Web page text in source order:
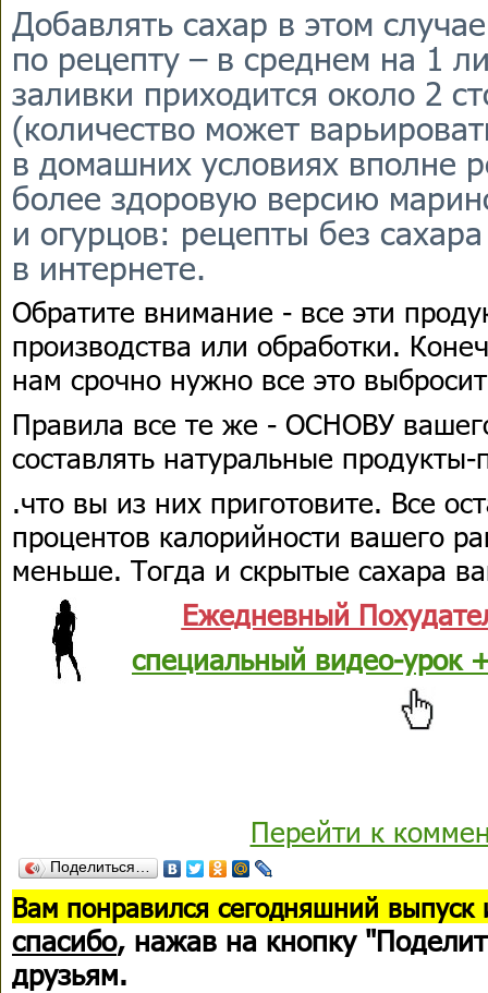
Добавлять сахар в этом
по рецепту – в среднем на 1
заливки приходится около 2
(количество может
в домашних условиях вполне
более здоровую версию
и огурцов: рецепты без
в интернете.
Обратите внимание - все эти
производства или обработки.
нам срочно нужно все это
Правила все те же - ОСНОВУ
составлять натуральные
.что вы из них приготовите. Все
процентов калорийности вашего
меньше. Тогда и скрытые сахара
Ежедневный
специальный видео-урок
Перейти к
Поделиться…
Вам понравился сегодняшний выпуск
спасибо, нажав на кнопку
друзьям.